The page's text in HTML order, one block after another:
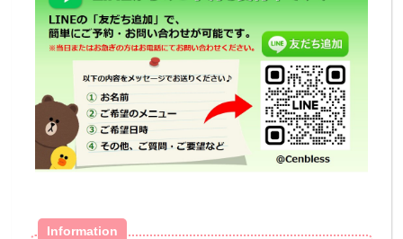
Information